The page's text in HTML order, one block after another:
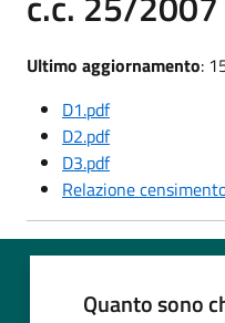
Ultimo aggiornamento:
D1.pdf
D2.pdf
D3.pdf
Relazione
Quanto sono